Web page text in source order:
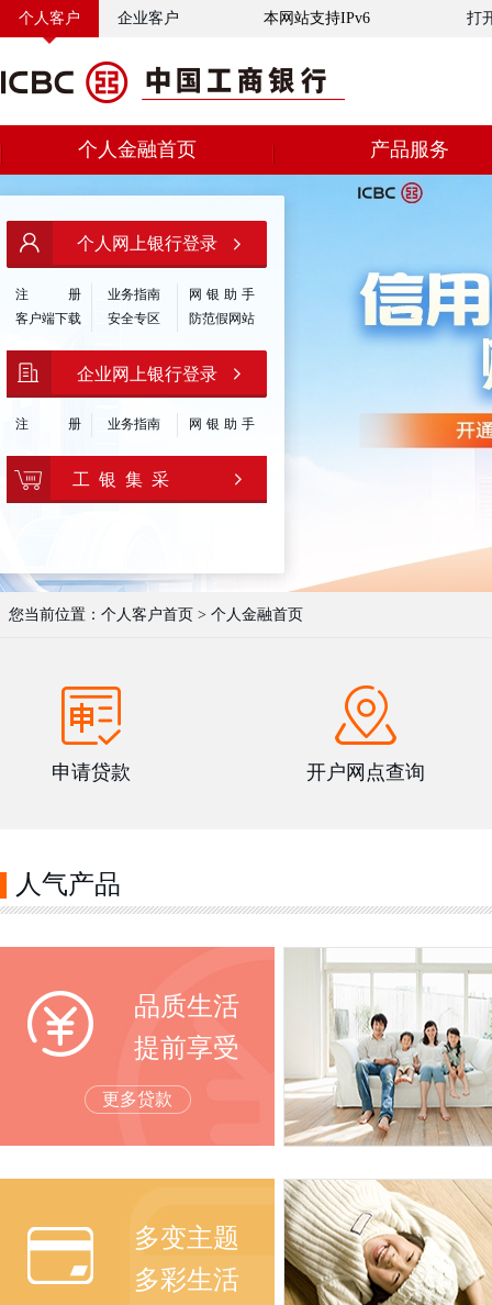
个人客户 企业客户 本网站支持IPv6 打
个人金融首页 产品服务
个人网上银行登录
注 册 业务指南
网银助手
客户端下载
安全专区 防范假网站
企业网上银行登录
注 册 业务指南 网银助手
工 银 集 采
您当前位置： 个人客户首页 > 个人金融首页
申请贷款 开户网点查询
人气产品
品质生活
提前享受
更多贷款
多变主题
多彩生活